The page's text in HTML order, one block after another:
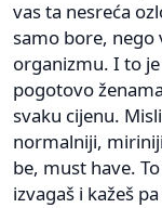
vas ta nesreća
samo bore, nego
organizmu. I to
pogotovo
svaku cijenu.
normalniji,
be, must have.
izvagaš i kažeš